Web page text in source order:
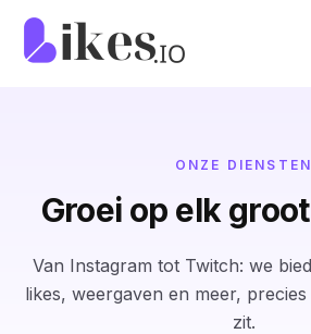
Naar inhoud springen
ONZE DIENSTEN
Groei op elk
Van Instagram tot Twitch: we
likes, weergaven en meer,
zit.